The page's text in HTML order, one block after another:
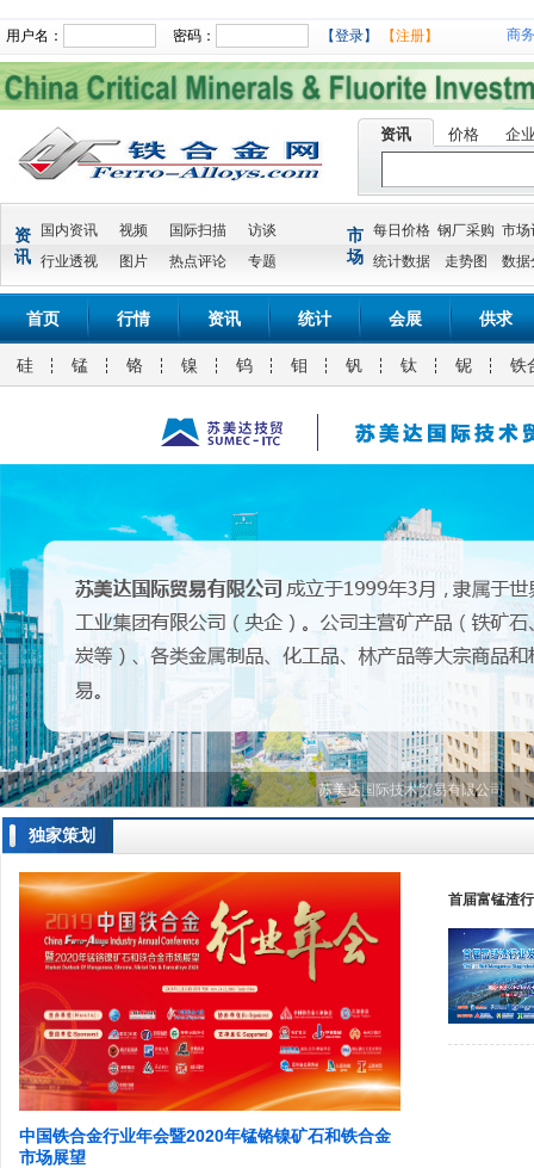
用户名： 密码： 【登录】 【注册】 商
资讯 价格 企
资
讯
国内资讯 视频 国际扫描
访谈
行业透视
图片 热点评论 专题
市
场
每日价格 钢厂采购 市场
统计数据
走势图 数据
首页 行情 资讯 统计 会展 供求
硅 锰 铬 镍 钨 钼 钒 钛 铌 铁
苏美达国际技术贸易有限公司
独家策划
中国铁合金行业年会暨2020年锰铬镍矿石和铁合金
市场展望
首届富锰渣